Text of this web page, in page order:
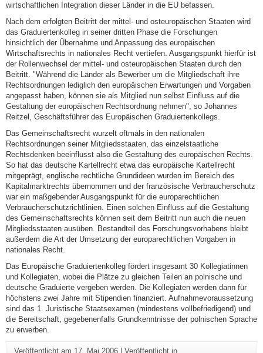
wirtschaftlichen Integration dieser Länder in die EU befassen.
Nach dem erfolgten Beitritt der mittel- und osteuropäischen Staaten wird
das Graduiertenkolleg in seiner dritten Phase die Forschungen
hinsichtlich der Übernahme und Anpassung des europäischen
Wirtschaftsrechts in nationales Recht vertiefen. Ausgangspunkt hierfür ist
der Rollenwechsel der mittel- und osteuropäischen Staaten durch den
Beitritt. "Während die Länder als Bewerber um die Mitgliedschaft ihre
Rechtsordnungen lediglich den europäischen Erwartungen und Vorgaben
angepasst haben, können sie als Mitglied nun selbst Einfluss auf die
Gestaltung der europäischen Rechtsordnung nehmen", so Johannes
Reitzel, Geschäftsführer des Europäischen Graduiertenkollegs.
Das Gemeinschaftsrecht wurzelt oftmals in den nationalen
Rechtsordnungen seiner Mitgliedsstaaten, das einzelstaatliche
Rechtsdenken beeinflusst also die Gestaltung des europäischen Rechts.
So hat das deutsche Kartellrecht etwa das europäische Kartellrecht
mitgeprägt, englische rechtliche Grundideen wurden im Bereich des
Kapitalmarktrechts übernommen und der französische Verbraucherschutz
war ein maßgebender Ausgangspunkt für die europarechtlichen
Verbraucherschutzrichtlinien. Einen solchen Einfluss auf die Gestaltung
des Gemeinschaftsrechts können seit dem Beitritt nun auch die neuen
Mitgliedsstaaten ausüben. Bestandteil des Forschungsvorhabens bleibt
außerdem die Art der Umsetzung der europarechtlichen Vorgaben in
nationales Recht.
Das Europäische Graduiertenkolleg fördert insgesamt 30 Kollegiatinnen
und Kollegiaten, wobei die Plätze zu gleichen Teilen an polnische und
deutsche Graduierte vergeben werden. Die Kollegiaten werden dann für
höchstens zwei Jahre mit Stipendien finanziert. Aufnahmevoraussetzung
sind das 1. Juristische Staatsexamen (mindestens vollbefriedigend) und
die Bereitschaft, gegebenenfalls Grundkenntnisse der polnischen Sprache
zu erwerben.
Veröffentlicht am 17. Mai 2006| Veröffentlicht in